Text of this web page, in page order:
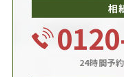
相
24時間予